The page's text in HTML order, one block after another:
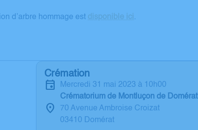
d’arbre hommage est disponible ici .
Crémation
mercredi 31 mai 2023 à 10h00
Crématorium de Montluçon de Domérat
70 Avenue Ambroise Croizat
03410 Domérat